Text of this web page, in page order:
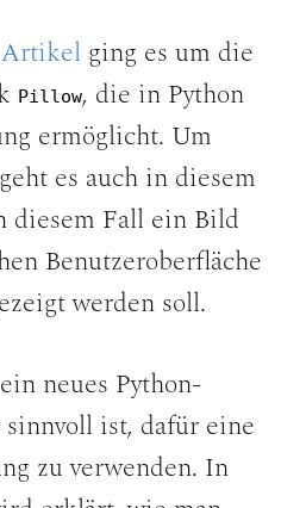
ging es um die
Pillow, die in Python
ermöglicht. Um
es auch in diesem
diesem Fall ein Bild
Benutzeroberfläche
werden soll.
neues Python-
ist, dafür eine
zu verwenden. In